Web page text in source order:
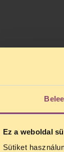
Ez a weboldal
Sütiket